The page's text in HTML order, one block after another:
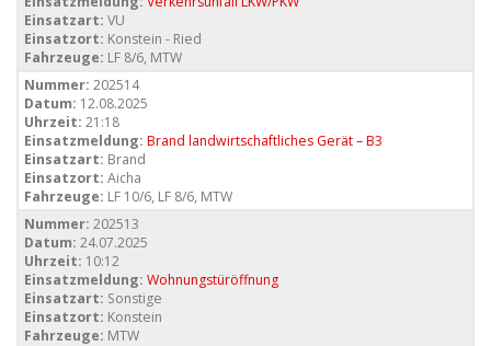
Einsatzart: VU
Einsatzort: Konstein - Ried
Fahrzeuge: LF 8/6, MTW
Nummer: 202514
Datum: 12.08.2025
Uhrzeit: 21:18
Einsatzmeldung: Brand landwirtschaftliches Gerät – B3
Einsatzart: Brand
Einsatzort: Aicha
Fahrzeuge: LF 10/6, LF 8/6, MTW
Nummer: 202513
Datum: 24.07.2025
Uhrzeit: 10:12
Einsatzmeldung: Wohnungstüröffnung
Einsatzart: Sonstige
Einsatzort: Konstein
Fahrzeuge: MTW